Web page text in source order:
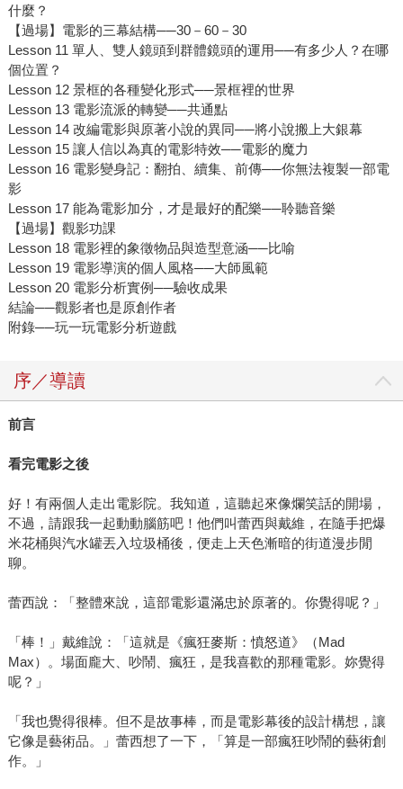
什麼？
【過場】電影的三幕結構──30－60－30
Lesson 11 單人、雙人鏡頭到群體鏡頭的運用──有多少人？在哪
個位置？
Lesson 12 景框的各種變化形式──景框裡的世界
Lesson 13 電影流派的轉變──共通點
Lesson 14 改編電影與原著小說的異同──將小說搬上大銀幕
Lesson 15 讓人信以為真的電影特效──電影的魔力
Lesson 16 電影變身記：翻拍、續集、前傳──你無法複製一部電
影
Lesson 17 能為電影加分，才是最好的配樂──聆聽音樂
【過場】觀影功課
Lesson 18 電影裡的象徵物品與造型意涵──比喻
Lesson 19 電影導演的個人風格──大師風範
Lesson 20 電影分析實例──驗收成果
結論──觀影者也是原創作者
附錄──玩一玩電影分析遊戲
序／導讀
前言
看完電影之後
好！有兩個人走出電影院。我知道，這聽起來像爛笑話的開場，
不過，請跟我一起動動腦筋吧！他們叫蕾西與戴維，在隨手把爆
米花桶與汽水罐丟入垃圾桶後，便走上天色漸暗的街道漫步閒
聊。
蕾西說：「整體來說，這部電影還滿忠於原著的。你覺得呢？」
「棒！」戴維說：「這就是《瘋狂麥斯：憤怒道》（Mad
Max）。場面龐大、吵鬧、瘋狂，是我喜歡的那種電影。妳覺得
呢？」
「我也覺得很棒。但不是故事棒，而是電影幕後的設計構想，讓
它像是藝術品。」蕾西想了一下，「算是一部瘋狂吵鬧的藝術創
作。」